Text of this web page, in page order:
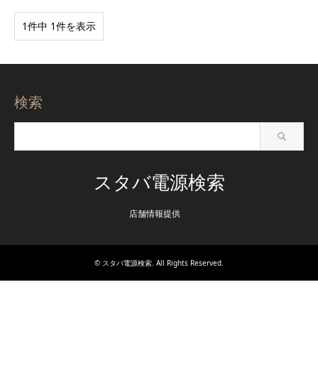
1件中 1件を表示
検索
スタバ電源検索
店舗情報提供
© スタバ電源検索 . All Rights Reserved.